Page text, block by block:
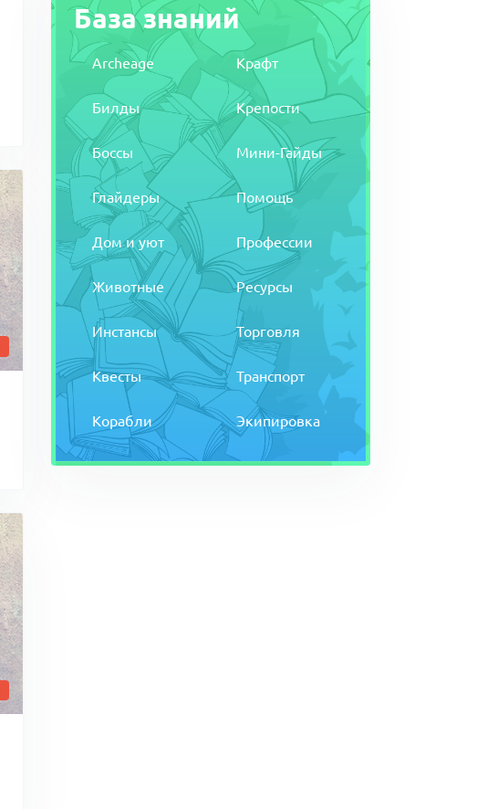
База знаний
Archeage
Билды
Боссы
Глайдеры
Дом и уют
Животные
Инстансы
Квесты
Корабли
Крафт
Крепости
Мини-Гайды
Помощь
Профессии
Ресурсы
Торговля
Транспорт
Экипировка